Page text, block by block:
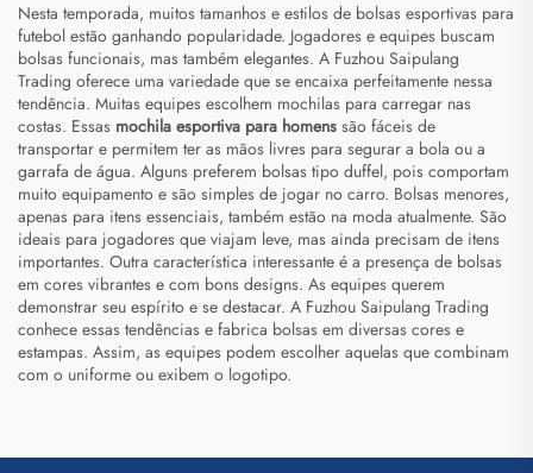
Nesta temporada, muitos tamanhos e estilos de bolsas esportivas para
futebol estão ganhando popularidade. Jogadores e equipes buscam
bolsas funcionais, mas também elegantes. A Fuzhou Saipulang
Trading oferece uma variedade que se encaixa perfeitamente nessa
tendência. Muitas equipes escolhem mochilas para carregar nas
costas. Essas mochila esportiva para homens são fáceis de
transportar e permitem ter as mãos livres para segurar a bola ou a
garrafa de água. Alguns preferem bolsas tipo duffel, pois comportam
muito equipamento e são simples de jogar no carro. Bolsas menores,
apenas para itens essenciais, também estão na moda atualmente. São
ideais para jogadores que viajam leve, mas ainda precisam de itens
importantes. Outra característica interessante é a presença de bolsas
em cores vibrantes e com bons designs. As equipes querem
demonstrar seu espírito e se destacar. A Fuzhou Saipulang Trading
conhece essas tendências e fabrica bolsas em diversas cores e
estampas. Assim, as equipes podem escolher aquelas que combinam
com o uniforme ou exibem o logotipo.